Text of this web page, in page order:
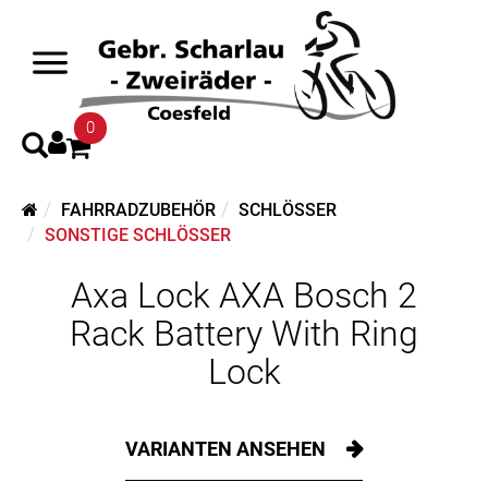
0
FAHRRADZUBEHÖR
SCHLÖSSER
SONSTIGE SCHLÖSSER
Axa Lock AXA Bosch 2
Rack Battery With Ring
Lock
VARIANTEN ANSEHEN